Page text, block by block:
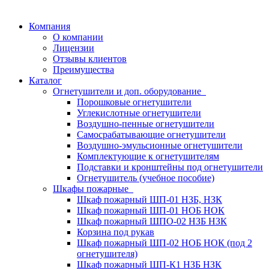
Компания
О компании
Лицензии
Отзывы клиентов
Преимущества
Каталог
Огнетушители и доп. оборудование
Порошковые огнетушители
Углекислотные огнетушители
Воздушно-пенные огнетушители
Самосрабатывающие огнетушители
Воздушно-эмульсионные огнетушители
Комплектующие к огнетушителям
Подставки и кронштейны под огнетушители
Огнетушитель (учебное пособие)
Шкафы пожарные
Шкаф пожарный ШП-01 НЗБ, НЗК
Шкаф пожарный ШП-01 НОБ НОК
Шкаф пожарный ШПО-02 НЗБ НЗК
Корзина под рукав
Шкаф пожарный ШП-02 НОБ НОК (под 2
огнетушителя)
Шкаф пожарный ШП-К1 НЗБ НЗК